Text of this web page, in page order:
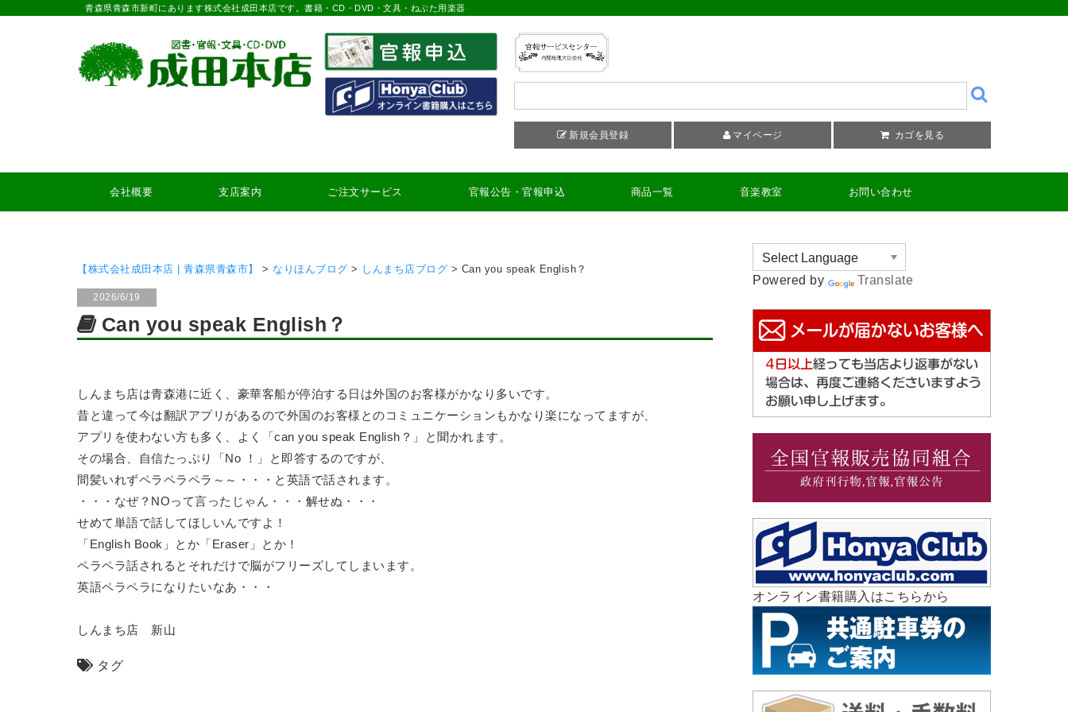
青森県青森市新町にあります株式会社成田本店です。書籍・CD・DVD・文具・ねぶた用楽器
新規会員登録 マイページ カゴを見る
会社概要 支店案内 ご注文サービス 官報公告・官報申込 商品一覧 音楽教室 お問い合わせ
【株式会社成田本店 | 青森県青森市】 > なりほんブログ > しんまち店ブログ > Can you speak English？
2026/6/19
Can you speak English？
しんまち店は青森港に近く、豪華客船が停泊する日は外国のお客様がかなり多いです。
昔と違って今は翻訳アプリがあるので外国のお客様とのコミュニケーションもかなり楽になってますが、
アプリを使わない方も多く、よく「can you speak English？」と聞かれます。
その場合、自信たっぷり「No ！」と即答するのですが、
間髪いれずペラペラペラ～～・・・と英語で話されます。
・・・なぜ？NOって言ったじゃん・・・解せぬ・・・
せめて単語で話してほしいんですよ！
「English Book」とか「Eraser」とか！
ペラペラ話されるとそれだけで脳がフリーズしてしまいます。
英語ペラペラになりたいなあ・・・
しんまち店 新山
タグ
Powered by Translate
オンライン書籍購入はこちらから